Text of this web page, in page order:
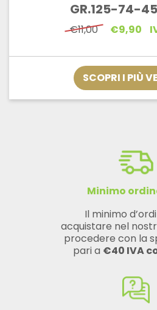
GR.125-74-
€11,00 Il
era:
€9,90
Il
è:
SCOPRI I PIÙ
Minimo
Il minimo
acquistare nel
procedere con la
pari a €40 IVA